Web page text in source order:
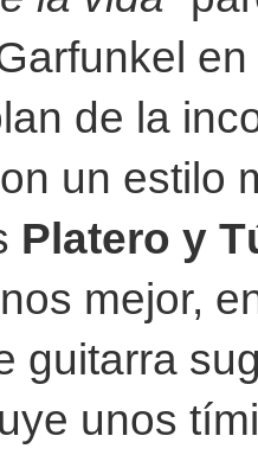
de la
un estilo
Platero y
mejor,
guitarra
unos